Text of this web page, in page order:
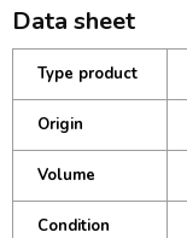
Data sheet
Type product
Origin
Volume
Condition